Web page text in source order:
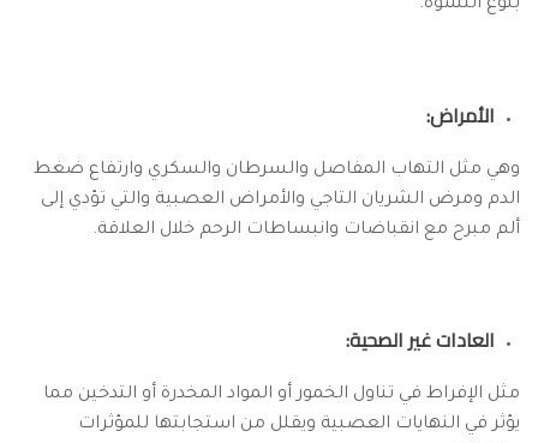
بلوغ النشوة.
الأمراض:
وهي مثل التهاب المفاصل والسرطان والسكري وارتفاع ضغط
الدم ومرض الشريان التاجي والأمراض العصبية والتي تؤدي إلى
ألم مبرح مع انقباضات وانبساطات الرحم خلال العلاقة.
العادات غير الصحية:
مثل الإفراط في تناول الخمور أو المواد المخدرة أو التدخين مما
يؤثر في النهايات العصبية ويقلل من استجابتها للمؤثرات